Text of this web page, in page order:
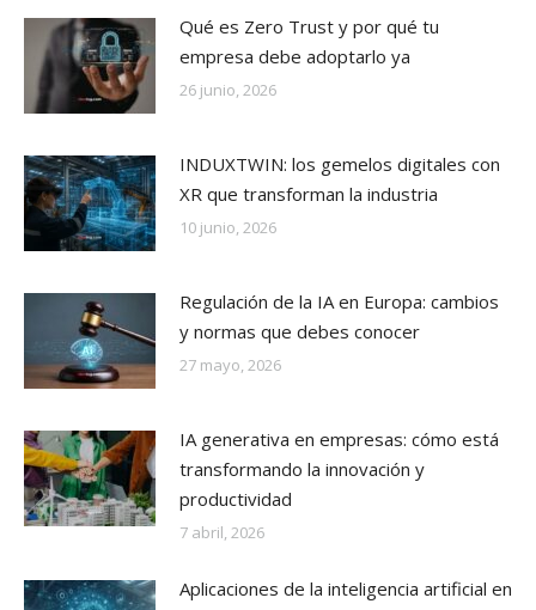
Qué es Zero Trust y por qué tu
empresa debe adoptarlo ya
26 junio, 2026
INDUXTWIN: los gemelos digitales con
XR que transforman la industria
10 junio, 2026
Regulación de la IA en Europa: cambios
y normas que debes conocer
27 mayo, 2026
IA generativa en empresas: cómo está
transformando la innovación y
productividad
7 abril, 2026
Aplicaciones de la inteligencia artificial en